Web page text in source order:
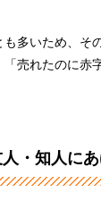
多いため、そ
「売れたのに赤
・知人に